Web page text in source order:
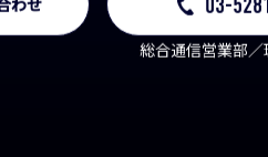
わせ 03-
総合通信営業部